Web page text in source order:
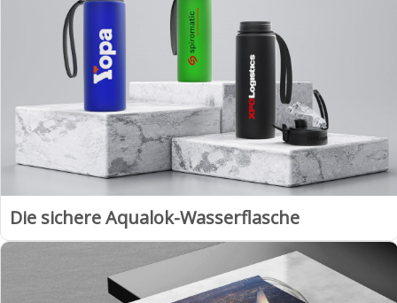
Die sichere Aqualok-Wasserflasche